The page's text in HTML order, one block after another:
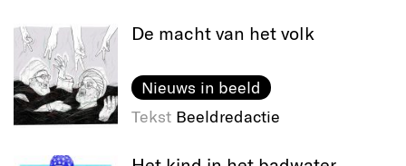
De macht van het volk
Nieuws in beeld
Tekst Beeldredactie